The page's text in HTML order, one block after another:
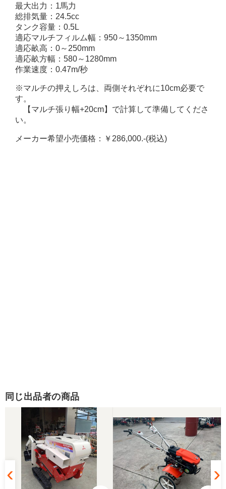
最大出力：1馬力
総排気量：24.5cc
タンク容量：0.5L
適応マルチフィルム幅：950～1350mm
適応畝高：0～250mm
適応畝方幅：580～1280mm
作業速度：0.47m/秒
※マルチの押えしろは、両側それぞれに10cm必要で
す。
【マルチ張り幅+20cm】で計算して準備してくださ
い。
メーカー希望小売価格：￥286,000.-(税込)
同じ出品者の商品